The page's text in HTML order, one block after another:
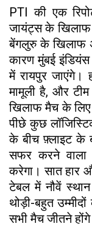
PTI की एक
जायंट्स के खिलाफ
बेंगलुरु के खिलाफ
कारण मुंबई
में रायपुर जाएंगे।
मामूली है, और
खिलाफ मैच के
पीछे कुछ
के बीच फ़्लाइट के
सफर करने वाला
करेगा। सात हार
टेबल में नौवें
थोड़ी-बहुत
सभी मैच जीतने